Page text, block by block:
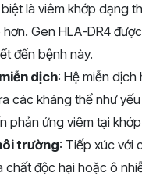
là viêm khớp dạng
Gen HLA-DR4
đến bệnh này.
dịch: Hệ miễn
các kháng thể như
phản ứng viêm tại
trường: Tiếp xúc với
chất độc hại hoặc ô